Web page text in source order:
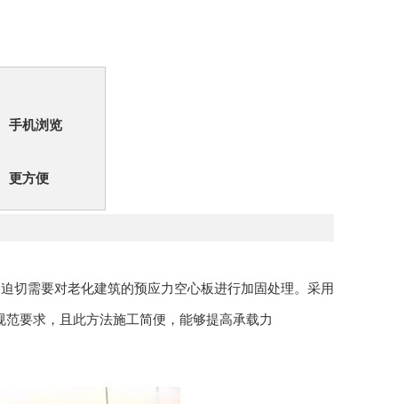
手机浏览
更方便
切需要对老化建筑的预应力空心板进行加固处理。采用
，且此方法施工简便，能够提高承载力